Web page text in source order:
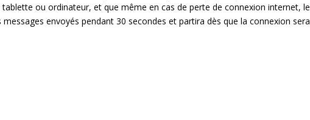
ou ordinateur, et que même en cas de perte de connexion internet, le
envoyés pendant 30 secondes et partira dès que la connexion sera